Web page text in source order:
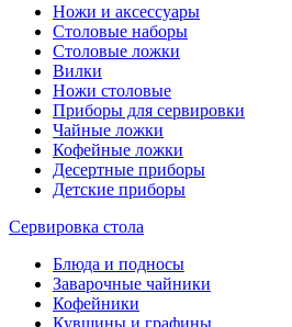
Ножи и аксессуары
Столовые наборы
Столовые ложки
Вилки
Ножи столовые
Приборы для сервировки
Чайные ложки
Кофейные ложки
Десертные приборы
Детские приборы
Сервировка стола
Блюда и подносы
Заварочные чайники
Кофейники
Кувшины и графины